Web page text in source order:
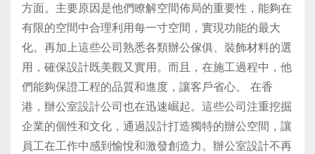
方面。主要原因是他們瞭解空間佈局的重要性，能夠在
有限的空間中合理利用每一寸空間，實現功能的最大
化。再加上這些公司熟悉各類辦公傢俱、裝飾材料的選
用，確保設計既美觀又實用。而且，在施工過程中，他
們能夠保證工程的品質和進度，讓客戶省心。 在香
港，辦公室設計公司也在迅速崛起。這些公司注重挖掘
企業的個性和文化，通過設計打造獨特的辦公空間，讓
員工在工作中感到愉悅和激發創造力。辦公室設計不再